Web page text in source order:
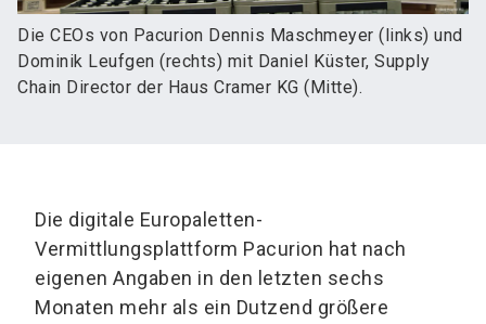
Die CEOs von Pacurion Dennis Maschmeyer (links) und
Dominik Leufgen (rechts) mit Daniel Küster, Supply
Chain Director der Haus Cramer KG (Mitte).
Die digitale Europaletten-
Vermittlungsplattform Pacurion hat nach
eigenen Angaben in den letzten sechs
Monaten mehr als ein Dutzend größere